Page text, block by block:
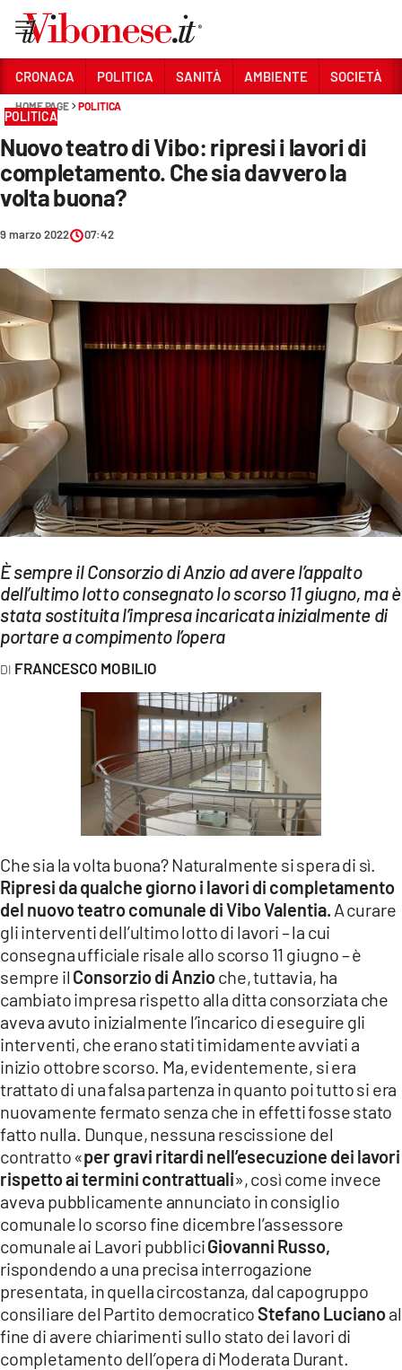
Sezioni
CRONACA
POLITICA
SOCIETÀ
CULTURA
ECONOMIA E LAVORO
EVENTI
SPORT
Streaming
LAC TV
LAC NETWORK
LAC ONAIR
LaC
Network
LACPLAY.IT
LACONAIR.IT
LACITYMAG.IT
ILREGGINO.IT
COSENZACHANNEL.IT
ILVIBONESE.IT
CATANZAROCHANNEL.IT
LACAPITALENEWS.IT
App
APPLE
CRONACA POLITICA SANITÀ AMBIENTE SOCIETÀ
HOME PAGE POLITICA
POLITICA
Nuovo teatro di Vibo: ripresi i lavori di
completamento. Che sia davvero la
volta buona?
9 marzo 2022 07:42
È sempre il Consorzio di Anzio ad avere l’appalto
dell’ultimo lotto consegnato lo scorso 11 giugno, ma è
stata sostituita l’impresa incaricata inizialmente di
portare a compimento l’opera
FRANCESCO MOBILIO
Che sia la volta buona? Naturalmente si spera di sì.
Ripresi da qualche giorno i lavori di completamento
del nuovo teatro comunale di Vibo Valentia. A curare
gli interventi dell’ultimo lotto di lavori – la cui
consegna ufficiale risale allo scorso 11 giugno – è
sempre il Consorzio di Anzioche, tuttavia, ha
cambiato impresa rispetto alla ditta consorziata che
aveva avuto inizialmente l’incarico di eseguire gli
interventi, che erano stati timidamente avviati a
inizio ottobre scorso. Ma, evidentemente, si era
trattato di una falsa partenza in quanto poi tutto si era
nuovamente fermato senza che in effetti fosse stato
fatto nulla. Dunque, nessuna rescissione del
contratto «per gravi ritardi nell’esecuzione dei lavori
rispetto ai termini contrattuali», così come invece
aveva pubblicamente annunciato in consiglio
comunale lo scorso fine dicembre l’assessore
comunale ai Lavori pubbliciGiovanni Russo,
rispondendo a una precisa interrogazione
presentata, in quella circostanza, dal capogruppo
consiliare del Partito democraticoStefano Lucianoal
fine di avere chiarimenti sullo stato dei lavori di
completamento dell’opera di Moderata Durant.